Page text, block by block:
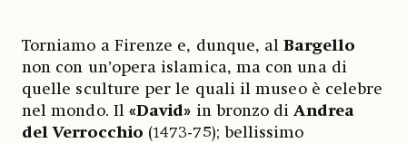
Torniamo a Firenze e, dunque, alBargello
non con un’opera islamica, ma con una di
quelle sculture per le quali il museo è celebre
nel mondo. Il «David» in bronzo diAndrea
del Verrocchio (1473-75); bellissimo